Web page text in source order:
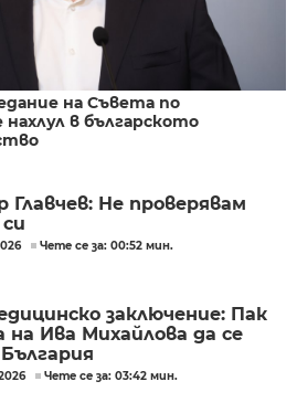
на Съвета по
в българското
Не проверявам
Чете се за: 00:52 мин.
заключение: Пак
на Ива Михайлова да се
Чете се за: 03:42 мин.